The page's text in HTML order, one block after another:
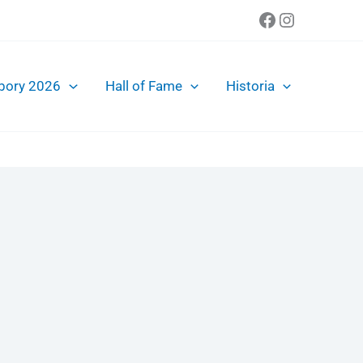
Facebook
Instagram
2026 Hall of Fame Historia